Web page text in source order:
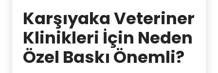
Karşıyaka Veteriner
Klinikleri İçin Neden
Özel Baskı Önemli?